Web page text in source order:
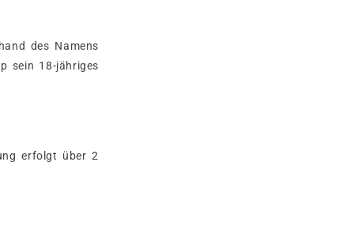
des Namens
sein 18-jähriges
erfolgt über 2